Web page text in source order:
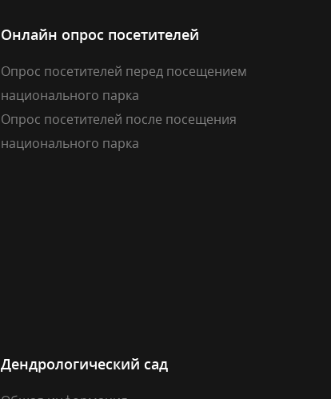
Онлайн опрос посетителей
Опрос посетителей перед посещением
национального парка
Опрос посетителей после посещения
национального парка
Дендрологический сад